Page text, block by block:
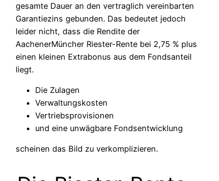
gesamte Dauer an den vertraglich vereinbarten
Garantiezins gebunden. Das bedeutet jedoch
leider nicht, dass die Rendite der
AachenerMüncher Riester-Rente bei 2,75 % plus
einen kleinen Extrabonus aus dem Fondsanteil
liegt.
Die Zulagen
Verwaltungskosten
Vertriebsprovisionen
und eine unwägbare Fondsentwicklung
scheinen das Bild zu verkomplizieren.